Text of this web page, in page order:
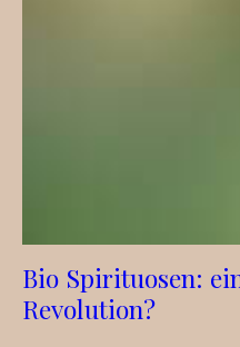
Bio Spirituosen:
Revolution?